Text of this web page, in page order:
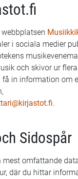
i sociala medier
och skivor ur
in information om
.
Sidospår
mest omfattande
där du hittar